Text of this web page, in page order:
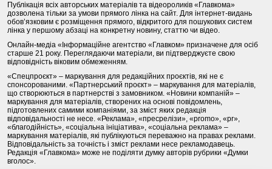
Публікація всіх авторських матеріалів та відеороликів «Главкома»
дозволена тільки за умови прямого лінка на сайт. Для інтернет-видань
обов’язковим є розміщення прямого, відкритого для пошукових систем
лінка у першому абзаці на конкретну новину, статтю чи відео.
Онлайн-медіа «Інформаційне агентство «Главком» призначене для осіб
старше 21 року. Переглядаючи матеріали, ви підтверджуєте свою
відповідність віковим обмеженням.
«Спецпроєкт» – маркування для редакційних проєктів, які не є
спонсорованими. «Партнерський проєкт» – маркування для матеріалів,
що створюються в партнерстві з замовником. «Новини компаній» –
маркування для матеріалів, створених на основі повідомлень,
підготовлених самими компаніями, за зміст яких редакція
відповідальності не несе. «Реклама», «пресрелізи», «promo», «pr»,
«благодійність», «соціальна ініціатива», «соціальна реклама» –
маркування матеріалів, які публікуються переважно на правах реклами.
Відповідальність за точність і зміст реклами несе рекламодавець.
Редакція «Главкома» може не поділяти думку авторів рубрики «Думки
вголос».